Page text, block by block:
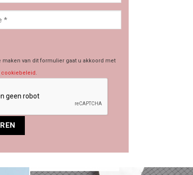
maken van dit formulier gaat u akkoord met
cookiebeleid.